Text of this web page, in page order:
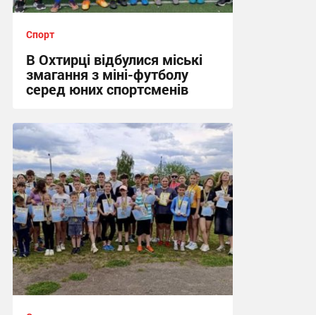
Спорт
В Охтирці відбулися міські
змагання з міні-футболу
серед юних спортсменів
12:09, 15.06.2026